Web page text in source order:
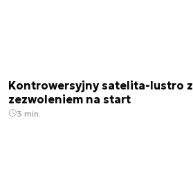
Kontrowersyjny satelita-lustro z
zezwoleniem na start
3 min.